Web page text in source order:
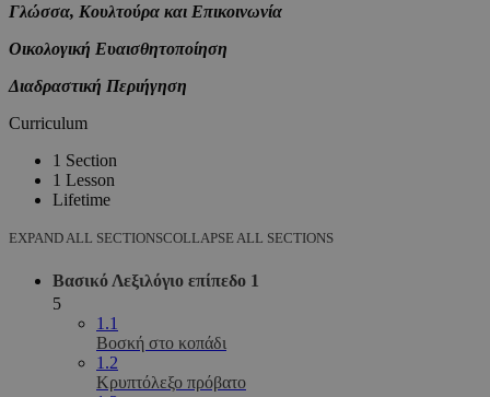
Γλώσσα, Κουλτούρα και Επικοινωνία
Οικολογική Ευαισθητοποίηση
Διαδραστική Περιήγηση
Curriculum
1 Section
1 Lesson
Lifetime
EXPAND ALL SECTIONSCOLLAPSE ALL SECTIONS
Βασικό Λεξιλόγιο επίπεδο 1
5
1.1
Βοσκή στο κοπάδι
1.2
Κρυπτόλεξο πρόβατο